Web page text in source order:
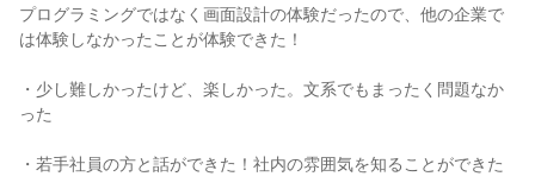
プログラミングではなく画面設計の体験だったので、他の企業で
は体験しなかったことが体験できた！
・少し難しかったけど、楽しかった。文系でもまったく問題なか
った
・若手社員の方と話ができた！社内の雰囲気を知ることができた